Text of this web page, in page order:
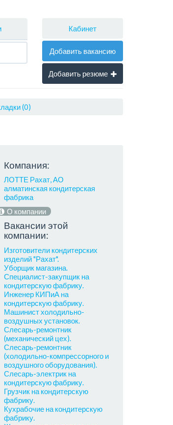
Кабинет
Добавить вакансию
Добавить резюме
(0)
Компания:
ЛОТТЕ Рахат, АО
алматинская кондитерская
фабрика
О компании
Вакансии этой
компании:
Изготовители кондитерских
изделий "Рахат".
Уборщик магазина.
Специалист-закупщик на
кондитерскую фабрику.
Инженер КИПиА на
кондитерскую фабрику.
Машинист холодильно-
воздушных установок.
Слесарь-ремонтник
(механический цех).
Слесарь-ремонтник
(холодильно-компрессорного и
воздушного оборудования).
Слесарь-электрик на
кондитерскую фабрику.
Грузчик на кондитерскую
фабрику.
Кухрабочие на кондитерскую
фабрику.